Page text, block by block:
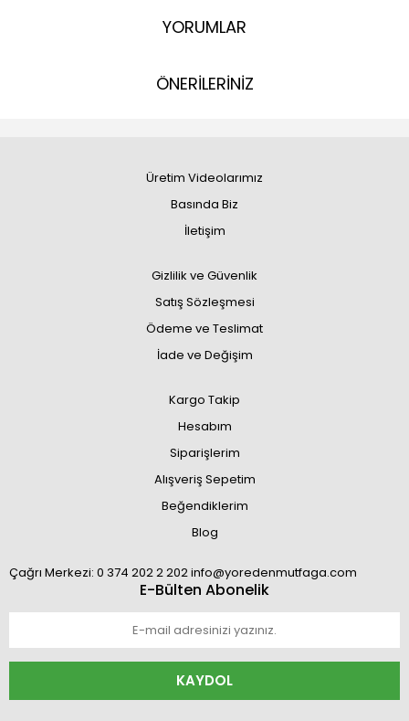
YORUMLAR
ÖNERİLERİNİZ
Üretim Videolarımız
Basında Biz
İletişim
Gizlilik ve Güvenlik
Satış Sözleşmesi
Ödeme ve Teslimat
İade ve Değişim
Kargo Takip
Hesabım
Siparişlerim
Alışveriş Sepetim
Beğendiklerim
Blog
Çağrı Merkezi: 0 374 202 2 202 info@yoredenmutfaga.com
E-Bülten Abonelik
KAYDOL